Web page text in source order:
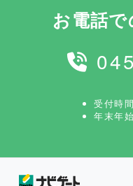
お電話
受付時
年末年